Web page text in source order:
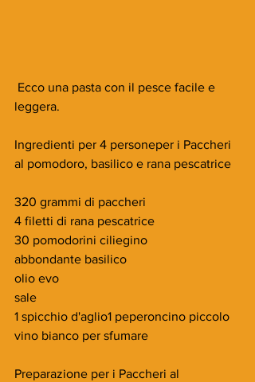
leggera.
Ingredienti per 4 personeper i Paccheri
al pomodoro, basilico e rana pescatrice
320 grammi di paccheri
4 filetti di rana pescatrice
30 pomodorini ciliegino
abbondante basilico
olio evo
sale
1 spicchio d'aglio1 peperoncino piccolo
vino bianco per sfumare
Preparazione per i Paccheri al